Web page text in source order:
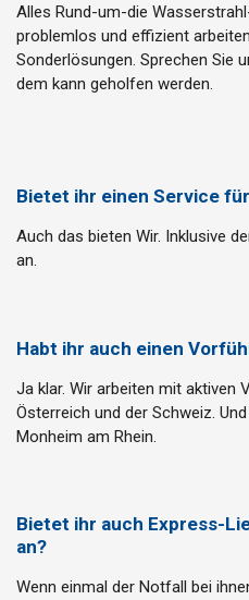
Alles Rund-um-die
problemlos und effizient
Sonderlösungen. Sprechen Sie
dem kann geholfen werden.
Bietet ihr einen Service
Auch das bieten Wir. Inklusive
an.
Habt ihr auch einen
Ja klar. Wir arbeiten mit aktiven
Österreich und der Schweiz.
Monheim am Rhein.
Bietet ihr auch Express-
an?
Wenn einmal der Notfall bei